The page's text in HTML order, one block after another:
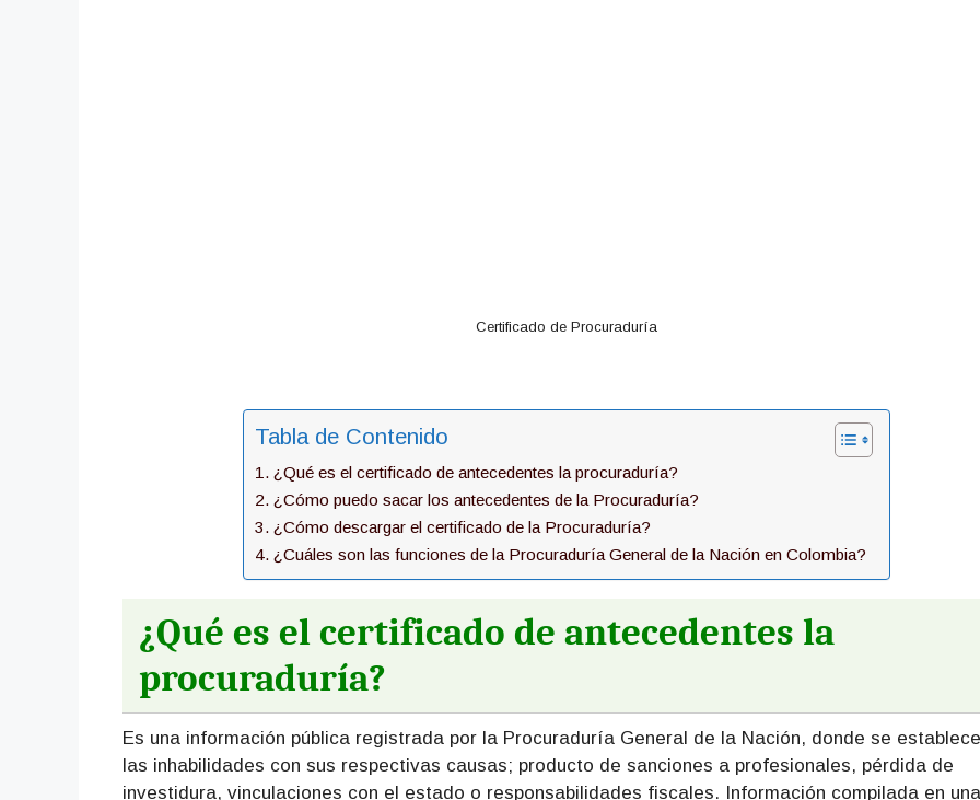
Certificado de Procuraduría
Tabla de Contenido
¿Qué es el certificado de antecedentes la procuraduría?
¿Cómo puedo sacar los antecedentes de la Procuraduría?
¿Cómo descargar el certificado de la Procuraduría?
¿Cuáles son las funciones de la Procuraduría General de la Nación en Colombia?
¿Qué es el certificado de antecedentes la
procuraduría?
Es una información pública registrada por la Procuraduría General de la Nación, donde se establece
las inhabilidades con sus respectivas causas; producto de sanciones a profesionales, pérdida de
investidura, vinculaciones con el estado o responsabilidades fiscales. Información compilada en una